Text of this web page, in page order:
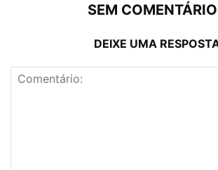
SEM
DEIXE UMA